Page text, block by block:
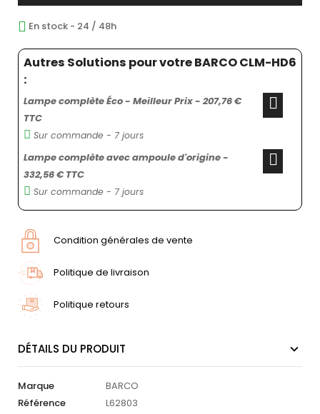
En stock - 24 / 48h
Autres Solutions pour votre BARCO CLM-HD6
:
Lampe complète Éco - Meilleur Prix - 207,76 €
TTC
Sur commande - 7 jours
Lampe complète avec ampoule d'origine -
332,56 € TTC
Sur commande - 7 jours
Condition générales de vente
Politique de livraison
Politique retours
DÉTAILS DU PRODUIT
Marque
BARCO
Référence
L62803